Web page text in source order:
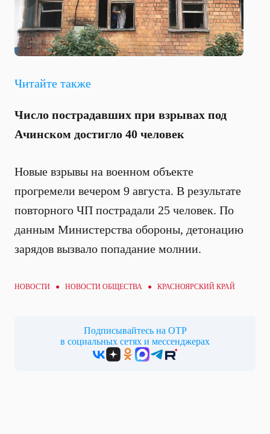
Читайте также
Число пострадавших при взрывах под
Ачинском достигло 40 человек
Новые взрывы на военном объекте
прогремели вечером 9 августа. В результате
повторного ЧП пострадали 25 человек. По
данным Министерства обороны, детонацию
зарядов вызвало попадание молнии.
НОВОСТИ ● НОВОСТИ ОБЩЕСТВА ● КРАСНОЯРСКИЙ КРАЙ
Подписывайтесь на ОТР
в социальных сетях и мессенджерах